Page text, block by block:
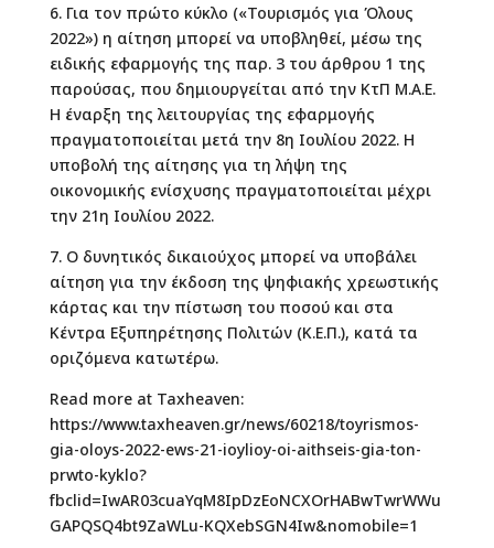
6. Για τον πρώτο κύκλο («Τουρισμός για Όλους
2022») η αίτηση μπορεί να υποβληθεί, μέσω της
ειδικής εφαρμογής της παρ. 3 του άρθρου 1 της
παρούσας, που δημιουργείται από την ΚτΠ Μ.Α.Ε.
Η έναρξη της λειτουργίας της εφαρμογής
πραγματοποιείται μετά την 8η Ιουλίου 2022. Η
υποβολή της αίτησης για τη λήψη της
οικονομικής ενίσχυσης πραγματοποιείται μέχρι
την 21η Ιουλίου 2022.
7. Ο δυνητικός δικαιούχος μπορεί να υποβάλει
αίτηση για την έκδοση της ψηφιακής χρεωστικής
κάρτας και την πίστωση του ποσού και στα
Κέντρα Εξυπηρέτησης Πολιτών (Κ.Ε.Π.), κατά τα
οριζόμενα κατωτέρω.
Read more at Taxheaven:
https://www.taxheaven.gr/news/60218/toyrismos-
gia-oloys-2022-ews-21-ioylioy-oi-aithseis-gia-ton-
prwto-kyklo?
fbclid=IwAR03cuaYqM8IpDzEoNCXOrHABwTwrWWu
GAPQSQ4bt9ZaWLu-KQXebSGN4Iw&nomobile=1